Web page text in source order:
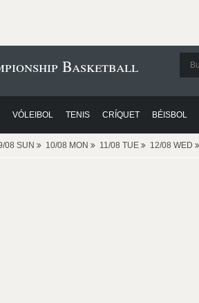
Basketball
VÓLEIBOL TENIS CRÍQUET BÉISBOL
08 SUN 10/08 MON 11/08 TUE 12/08 WED